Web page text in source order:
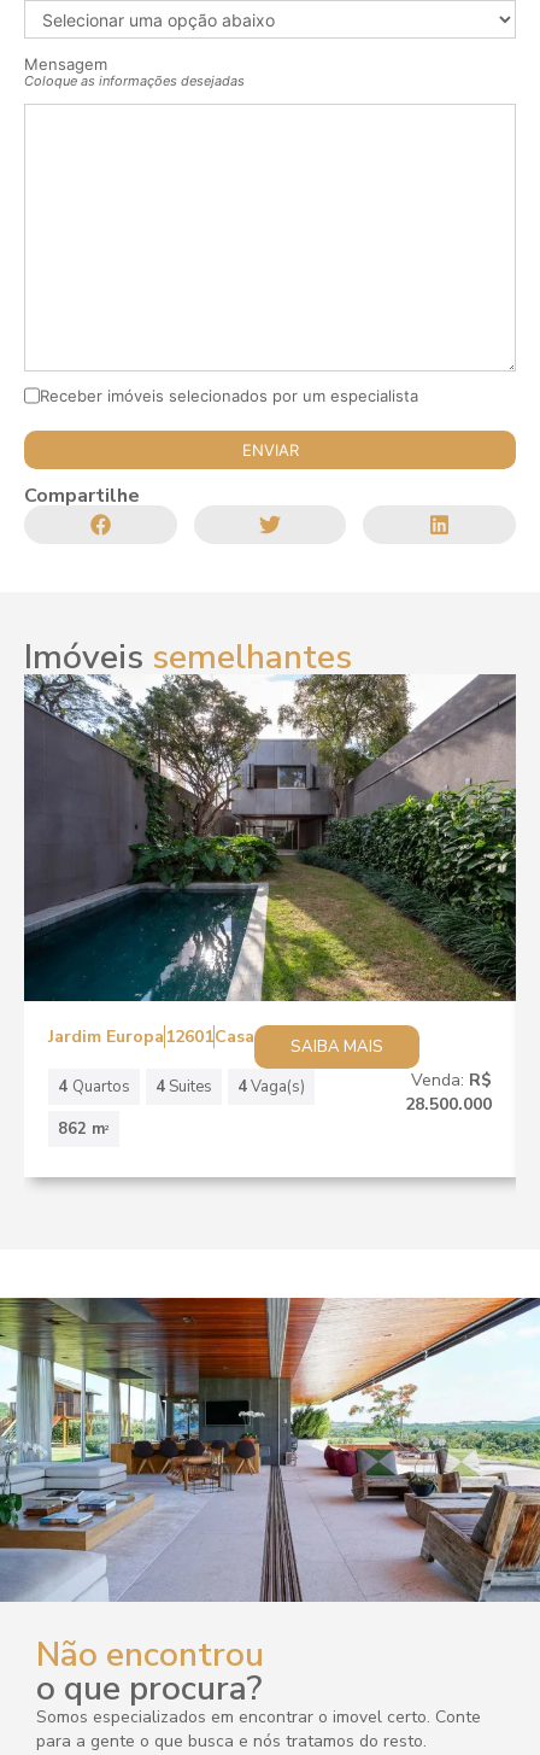
Mensagem
Coloque as informações desejadas
Receber imóveis selecionados por um especialista
Compartilhe
Imóveis semelhantes
Jardim Europa 12601Casa
SAIBA MAIS
4 Quartos 4 Suites 4Vaga(s)
862 m2
Venda: R$
28.500.000
Não encontrou
o que procura?
Somos especializados em encontrar o imovel certo. Conte
para a gente o que busca e nós tratamos do resto.